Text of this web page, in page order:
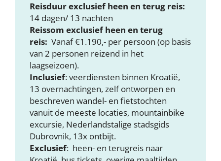
Reisduur exclusief heen en terug reis:
14 dagen/ 13 nachten
Reissom exclusief heen en terug
reis: Vanaf €1.190,- per persoon (op basis
van 2 personen reizend in het
laagseizoen).
Inclusief: veerdiensten binnen Kroatië,
13 overnachtingen, zelf ontworpen en
beschreven wandel- en fietstochten
vanuit de meeste locaties, mountainbike
excursie, Nederlandstalige stadsgids
Dubrovnik, 13x ontbijt.
Exclusief: heen- en terugreis naar